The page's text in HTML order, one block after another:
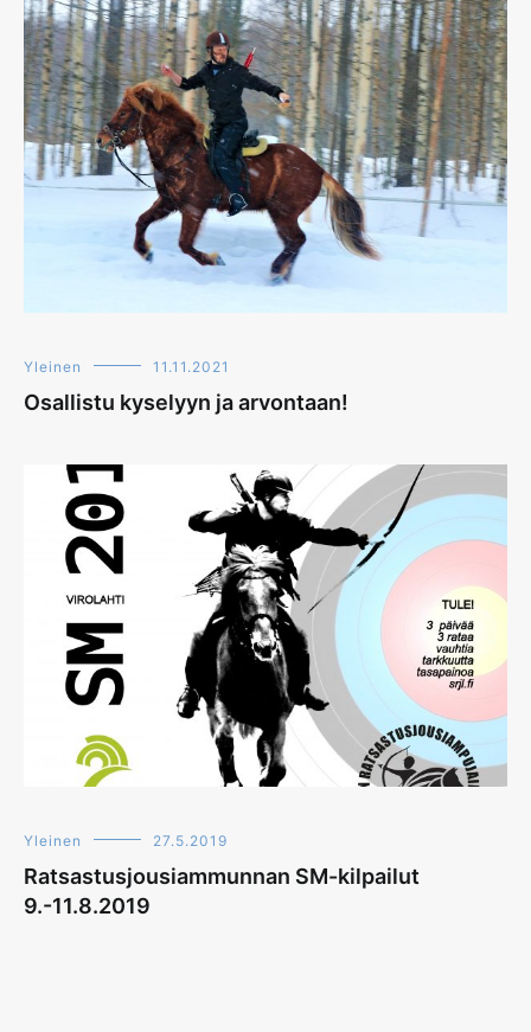
Yleinen 11.11.2021
Osallistu kyselyyn ja arvontaan!
Yleinen 27.5.2019
Ratsastusjousiammunnan SM-kilpailut
9.-11.8.2019